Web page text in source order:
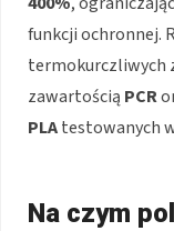
funkcji ochronnej.
termokurczliwych
zawartością PCR
PLAtestowanych
Na czym